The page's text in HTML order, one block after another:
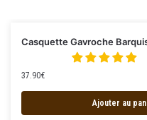
Casquette Gavroche
37.90€
Ajouter au